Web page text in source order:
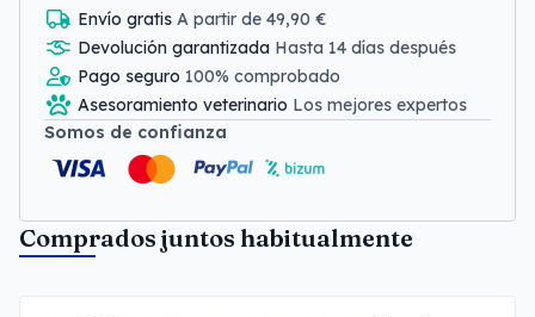
Envío gratis A partir de 49,90 €
Devolución garantizada Hasta 14 días después
Pago seguro 100% comprobado
Asesoramiento veterinario Los mejores expertos
Somos de confianza
Comprados juntos habitualmente